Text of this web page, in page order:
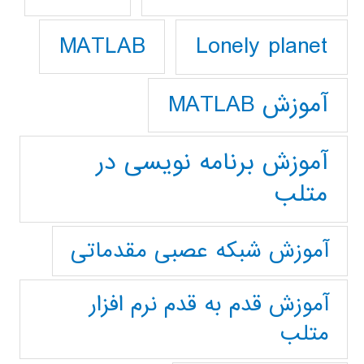
Lonely planet
MATLAB
آموزش MATLAB
آموزش برنامه نویسی در
متلب
آموزش شبکه عصبی مقدماتی
آموزش قدم به قدم نرم افزار
متلب